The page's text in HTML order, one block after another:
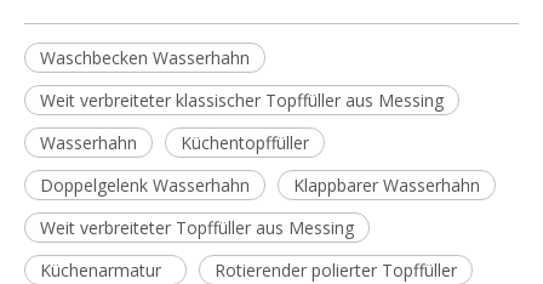
Waschbecken Wasserhahn
Weit verbreiteter klassischer Topffüller aus Messing
Wasserhahn
Küchentopffüller
Doppelgelenk Wasserhahn
Klappbarer Wasserhahn
Weit verbreiteter Topffüller aus Messing
Küchenarmatur
Rotierender polierter Topffüller